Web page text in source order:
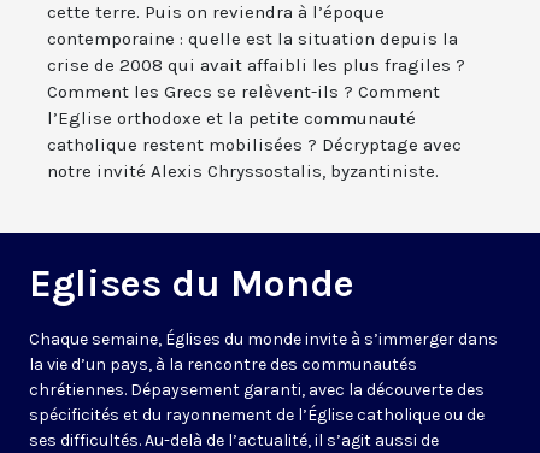
cette terre. Puis on reviendra à l’époque
contemporaine : quelle est la situation depuis la
crise de 2008 qui avait affaibli les plus fragiles ?
Comment les Grecs se relèvent-ils ? Comment
l’Eglise orthodoxe et la petite communauté
catholique restent mobilisées ? Décryptage avec
notre invité Alexis Chryssostalis, byzantiniste.
Eglises du Monde
Chaque semaine, Églises du monde invite à s’immerger dans
la vie d’un pays, à la rencontre des communautés
chrétiennes. Dépaysement garanti, avec la découverte des
spécificités et du rayonnement de l’Église catholique ou de
ses difficultés. Au-delà de l’actualité, il s’agit aussi de